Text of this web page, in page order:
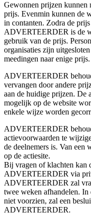
Gewonnen prijzen kunnen
prijs. Evenmin kunnen de
in contanten. Zodra de
ADVERTEERDER is de
gebruik van de prijs.
organisaties zijn
meedingen naar enige prijs.
ADVERTEERDER
vervangen door andere
aan de huidige prijzen. De
mogelijk op de website
enkele wijze worden
ADVERTEERDER
actievoorwaarden te
de deelnemers is. Van een
op de actiesite.
Bij vragen of klachten kan
ADVERTEERDER via
ADVERTEERDER zal
twee weken afhandelen.
niet voorzien, zal een
ADVERTEERDER.